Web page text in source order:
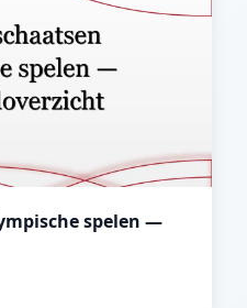
spelen —